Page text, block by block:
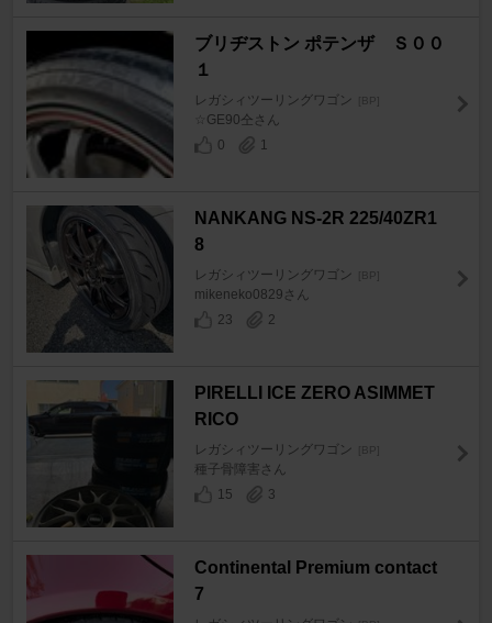
ブリヂストン ポテンザ Ｓ００
１
レガシィツーリングワゴン [BP]
☆GE90仝さん
0
1
NANKANG NS-2R 225/40ZR1
8
レガシィツーリングワゴン [BP]
mikeneko0829さん
23
2
PIRELLI ICE ZERO ASIMMET
RICO
レガシィツーリングワゴン [BP]
種子骨障害さん
15
3
Continental Premium contact
7